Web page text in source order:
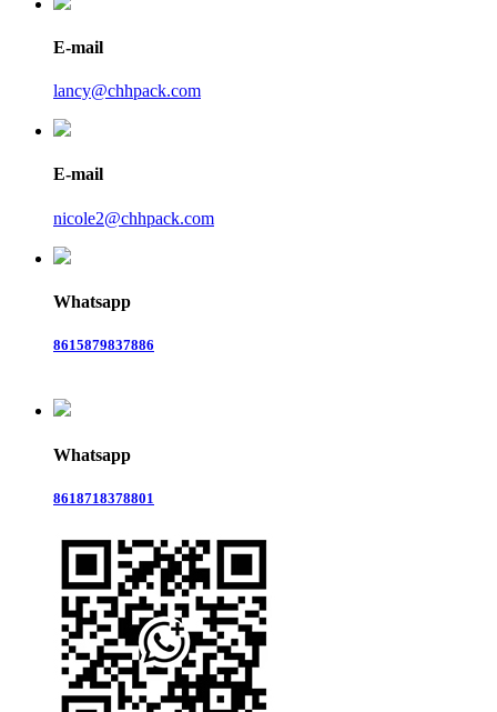
E-mail
lancy@chhpack.com
E-mail
nicole2@chhpack.com
Whatsapp
8615879837886
Whatsapp
8618718378801